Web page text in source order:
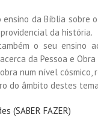
ensino da Bíblia
da história.
o seu ensino
da Pessoa e
num nível
do âmbito destes
(SABER FAZER)